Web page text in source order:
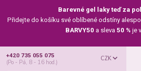
Barevné gel laky teď za
Přidejte do košíku své oblíbené odstíny
BARVY50 a sleva 50 % je
CZK
+420 735 055 075
(Po - Pá, 8 - 16 hod.)